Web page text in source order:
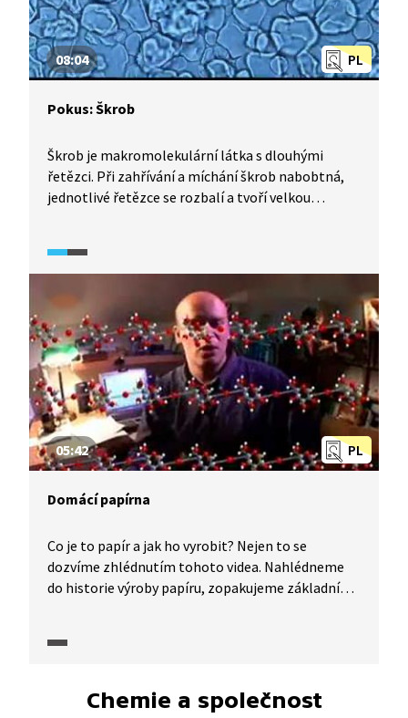
PL
08:04
Pokus: Škrob
Škrob je makromolekulární látka s dlouhými
řetězci. Při zahřívání a míchání škrob nabobtná,
jednotlivé řetězce se rozbalí a tvoří velkou
mouky, obdržíte tekutinu, která se při úderu
roztažné tekutiny. Michael vás seznámí
s receptem na takovou domácí tekutinu a odhalí
její kouzlo.
PL
05:42
Domácí papírna
Co je to papír a jak ho vyrobit? Nejen to se
dozvíme zhlédnutím tohoto videa. Nahlédneme
do historie výroby papíru, zopakujeme základní
vyrobíme doma. Pojďme na to!
Chemie a společnost